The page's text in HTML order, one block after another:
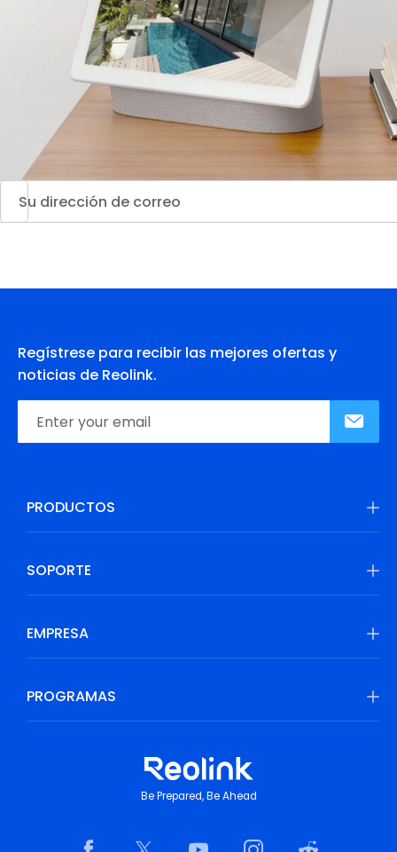
Regístrese para recibir las mejores ofertas y
noticias de Reolink.
PRODUCTOS
SOPORTE
EMPRESA
PROGRAMAS
Be Prepared, Be Ahead